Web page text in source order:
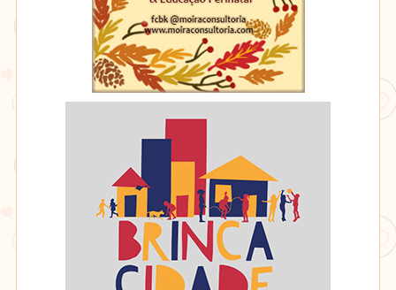
Moira
Consultoria
Amamentação
&
Educação
Perinatal